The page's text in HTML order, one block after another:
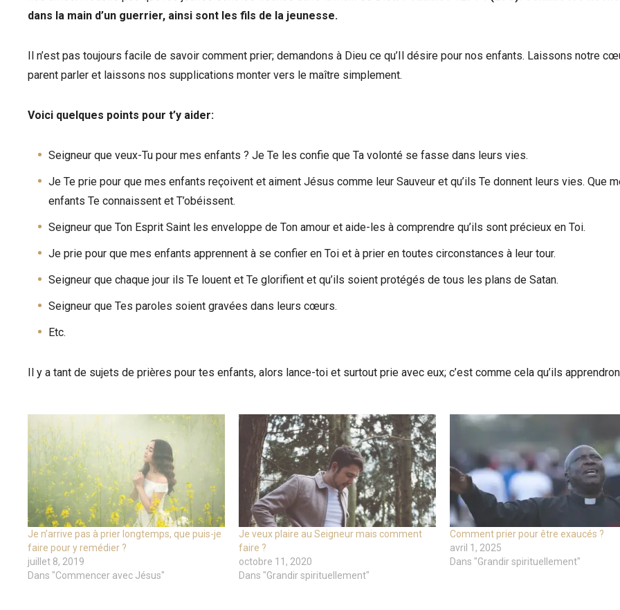
dans la main d’un guerrier, ainsi sont les fils de la jeunesse.
Il n’est pas toujours facile de savoir comment prier; demandons à Dieu ce qu’Il désire pour nos enfants. Laissons notre
parent parler et laissons nos supplications monter vers le maître simplement.
Voici quelques points pour t’y aider:
Seigneur que veux-Tu pour mes enfants ? Je Te les confie que Ta volonté se fasse dans leurs vies.
Je Te prie pour que mes enfants reçoivent et aiment Jésus comme leur Sauveur et qu’ils Te donnent leurs vies. Que
enfants Te connaissent et T’obéissent.
Seigneur que Ton Esprit Saint les enveloppe de Ton amour et aide-les à comprendre qu’ils sont précieux en Toi.
Je prie pour que mes enfants apprennent à se confier en Toi et à prier en toutes circonstances à leur tour.
Seigneur que chaque jour ils Te louent et Te glorifient et qu’ils soient protégés de tous les plans de Satan.
Seigneur que Tes paroles soient gravées dans leurs cœurs.
Etc.
Il y a tant de sujets de prières pour tes enfants, alors lance-toi et surtout prie avec eux; c’est comme cela qu’ils
Je n’arrive pas à prier longtemps, que puis-je
faire pour y remédier ?
juillet 8, 2019
Dans "Commencer avec Jésus"
Je veux plaire au Seigneur mais comment
faire ?
octobre 11, 2020
Dans "Grandir spirituellement"
Comment prier pour être exaucés ?
avril 1, 2025
Dans "Grandir spirituellement"